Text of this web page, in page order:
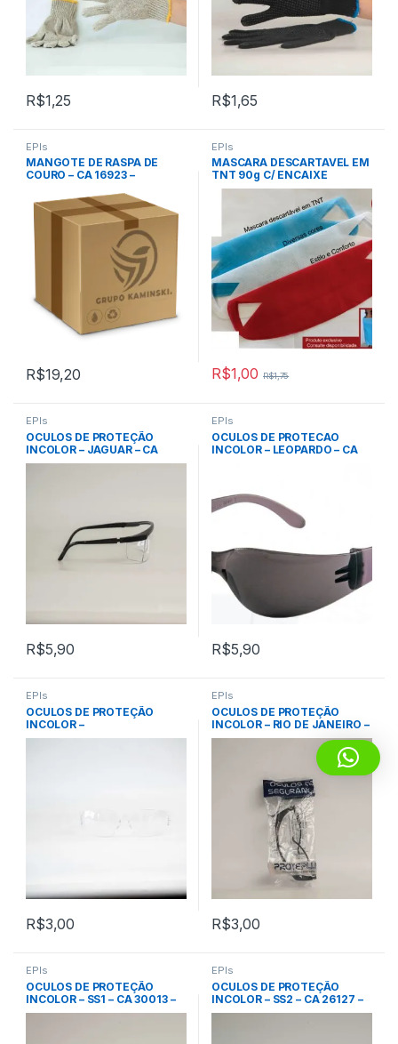
R$1,25 R$1,65
EPIs
MANGOTE DE RASPA DE
COURO – CA 16923 –
R$19,20
EPIs
MASCARA DESCARTAVEL EM
TNT 90g C/ ENCAIXE
ORELHAS COR PRETA –
R$1,00 R$1,75
EPIs
OCULOS DE PROTEÇÃO
INCOLOR – JAGUAR – CA
10346 – KALIPSO
R$5,90
EPIs
OCULOS DE PROTECAO
INCOLOR – LEOPARDO – CA
R$5,90
EPIs
OCULOS DE PROTEÇÃO
INCOLOR –
MINOTAURO/CENTAURO –
R$3,00
EPIs
OCULOS DE PROTEÇÃO
INCOLOR – RIO DE JANEIRO –
CA 28018 – PROTEPLUS
R$3,00
EPIs
OCULOS DE PROTEÇÃO
INCOLOR – SS1 – CA 30013 –
SUPER SAFETY
EPIs
OCULOS DE PROTEÇÃO
INCOLOR – SS2 – CA 26127 –
SUPER SAFETY